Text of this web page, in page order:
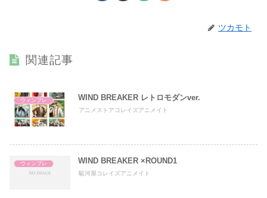
ツカモト
関連記事
ウィンブレ WIND BREAKER レトロモダンver.
アニメストアコレイズアニメイト
ウィンブレ WIND BREAKER ×ROUND1
駿河屋コレイズアニメイト